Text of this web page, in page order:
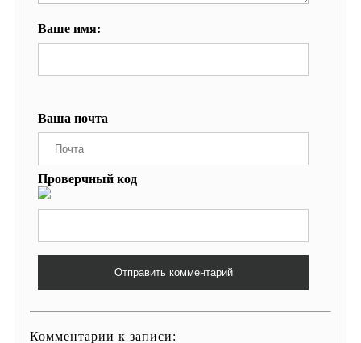
Ваше имя:
Ваша почта
Проверчный код
Отправить комментарий
Комментарии к записи: